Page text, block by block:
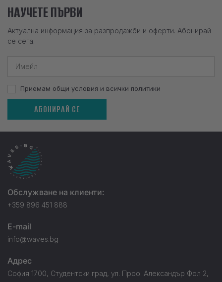
НАУЧЕТЕ ПЪРВИ
Актуална информация за разпродажби и оферти. Абонирай
се сега.
Приемам общи условия и всички политики
АБОНИРАЙ СЕ
Обслужване на клиенти:
+359 896 451 888
E-mail
info@waves.bg
Адрес
София 1700, Студентски град, ул. Проф. Александър Фол 2,